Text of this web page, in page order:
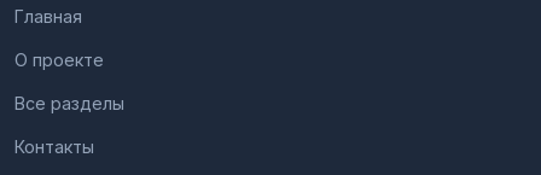
Главная
О проекте
Все разделы
Контакты